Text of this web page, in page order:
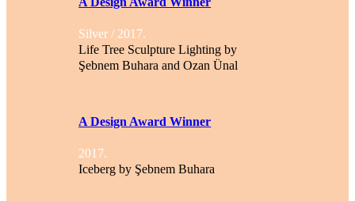
Silver / 2017.
Life Tree Sculpture Lighting by
Şebnem Buhara and Ozan Ünal
A Design Award Winner
2017.
Iceberg by Şebnem Buhara